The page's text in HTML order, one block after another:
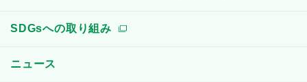
SDGsへの取り組み
ニュース